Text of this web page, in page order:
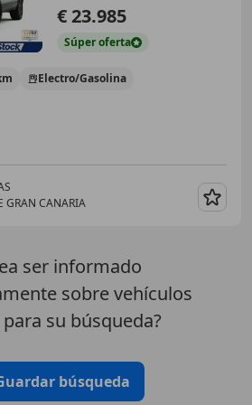
€ 23.985
Súperoferta
Electro/Gasolina
GRAN CANARIA
ser informado
sobre vehículos
su búsqueda?
búsqueda